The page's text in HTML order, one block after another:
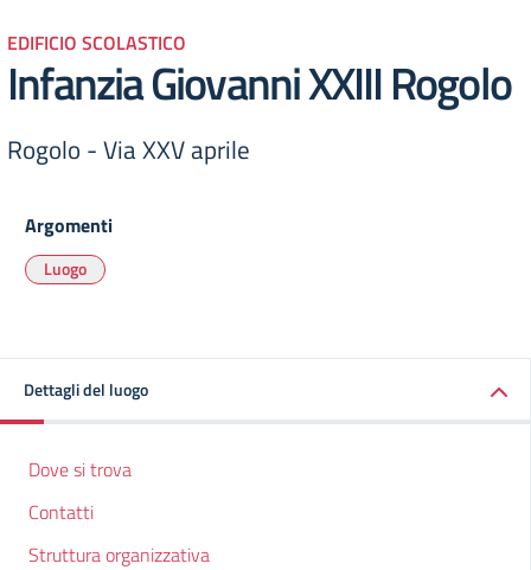
EDIFICIO SCOLASTICO
Infanzia Giovanni XXIII Rogolo
Rogolo - Via XXV aprile
Argomenti
Luogo
Dettagli del luogo
Dove si trova
Contatti
Struttura organizzativa